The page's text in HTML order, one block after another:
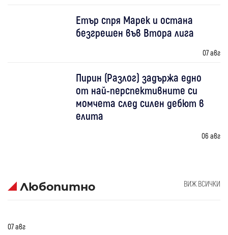
Етър спря Марек и остана
безгрешен във Втора лига
07 авг
Пирин (Разлог) задържа едно
от най-перспективните си
момчета след силен дебют в
елита
06 авг
Любопитно ВИЖ ВСИЧКИ
07 авг